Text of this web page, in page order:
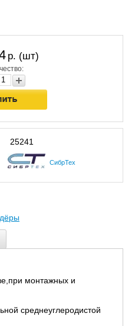
р. (шт)
25241
СибрТех
монтажных и
среднеуглеродистой